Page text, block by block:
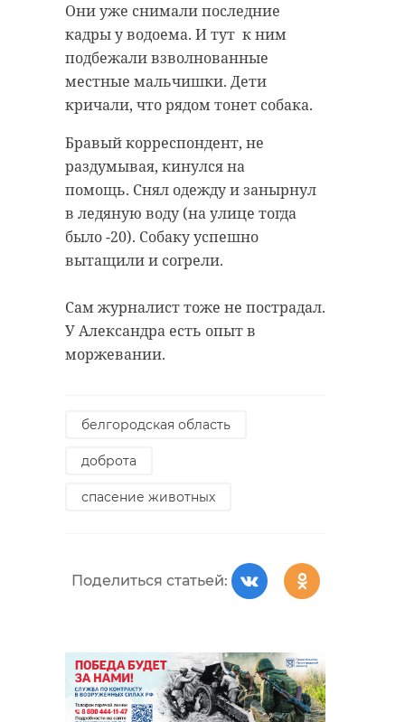
Они уже снимали последние
кадры у водоема. И тут к ним
подбежали взволнованные
местные мальчишки. Дети
кричали, что рядом тонет собака.
Бравый корреспондент, не
раздумывая, кинулся на
помощь. Снял одежду и занырнул
в ледяную воду (на улице тогда
было -20). Собаку успешно
вытащили и согрели.
Сам журналист тоже не пострадал.
У Александра есть опыт в
моржевании.
белгородская область
доброта
спасение животных
Поделиться статьей: